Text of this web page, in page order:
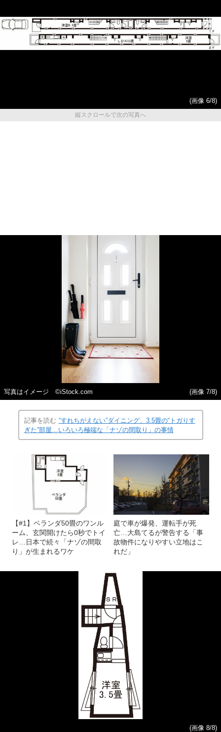
(画像 6/8)
縦スクロールで次の写真へ
写真はイメージ ©iStock.com (画像 7/8)
記事を読む “すれちがえない”ダイニング、3.5畳の“トガりす
ぎた”部屋…いろいろ極端な「ナゾの間取り」の事情
【#1】ベランダ50畳のワンル
ーム、玄関開けたら0秒でトイ
レ…日本で続々「ナゾの間取
り」が生まれるワケ
庭で車が爆発、運転手が死
亡…大島てるが警告する「事
故物件になりやすい立地はこ
れだ」
(画像 8/8)